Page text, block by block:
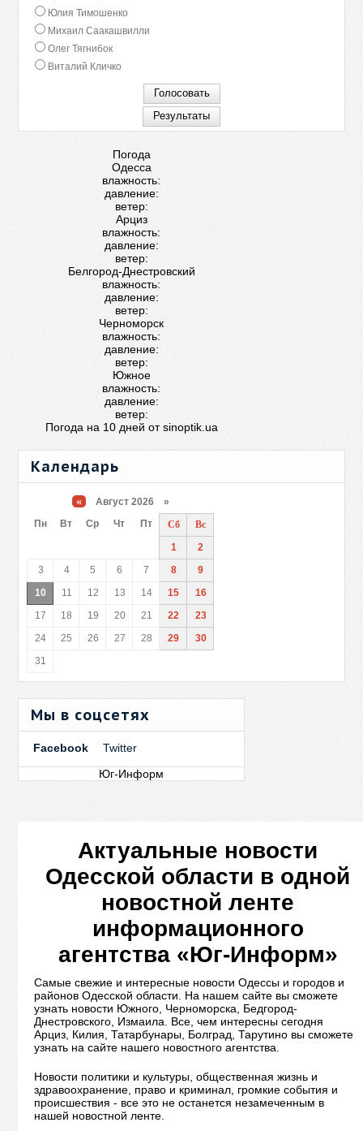
Юлия Тимошенко
Михаил Саакашвилли
Олег Тягнибок
Виталий Кличко
Погода
Одесса
влажность:
давление:
ветер:
Арциз
влажность:
давление:
ветер:
Белгород-Днестровский
влажность:
давление:
ветер:
Черноморск
влажность:
давление:
ветер:
Южное
влажность:
давление:
ветер:
Погода на 10 дней отsinoptik.ua
Календарь
« Август 2026 »
Пн
Вт Ср Чт Пт Сб
Вс
1
2
3
4 5 6 7 8
9
10
11 12 13 14 15
16
17
18 19 20 21 22
23
24
25 26 27 28 29
30
31
Мы в соцсетях
Facebook
Twitter
Юг-Информ
Актуальные новости
Одесской области в одной
новостной ленте
информационного
агентства «Юг-Информ»
Самые свежие и интересные новости Одессы и городов и
районов Одесской области. На нашем сайте вы сможете
узнать новости Южного, Черноморска, Бедгород-
Днестровского, Измаила. Все, чем интересны сегодня
Арциз, Килия, Татарбунары, Болград, Тарутино вы сможете
узнать на сайте нашего новостного агентства.
Новости политики и культуры, общественная жизнь и
здравоохранение, право и криминал, громкие события и
происшествия - все это не останется незамеченным в
нашей новостной ленте.